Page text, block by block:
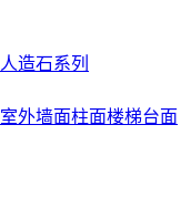
人造石系列
室外墙面柱面楼梯台面